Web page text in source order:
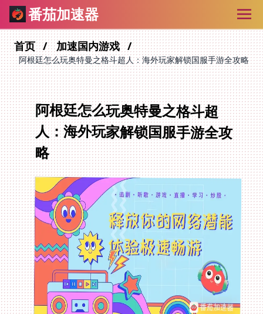
番茄加速器
首页 加速国内游戏
阿根廷怎么玩奥特曼之格斗超人：海外玩家解锁国服手游全攻略
阿根廷怎么玩奥特曼之格斗超
人：海外玩家解锁国服手游全攻
略